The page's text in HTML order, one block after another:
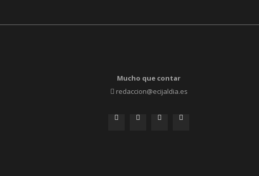
Mucho que contar
redaccion@ecijaldia.es